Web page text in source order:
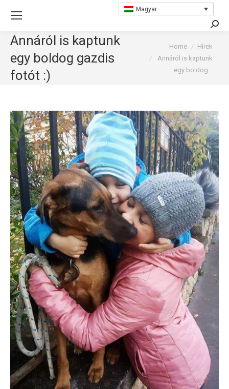
Magyar
Annáról is kaptunk
egy boldog gazdis
fotót :)
You are here:
Home
Hírek
Annáról is kaptunk
egy boldog…